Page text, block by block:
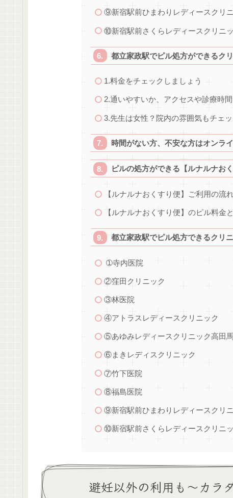
⑨新宿駅前ひまわりレディースクリ
⑩新宿駅前さくらレディースクリニ
都立家政駅でピル処方ができるク
1.料金をチェックしましょう
2.通いやすいか、アクセスや診療時
3.先生は女性？院内の雰囲気もチェ
時間がない方、不安な方はオンラ
ピルの処方ができる【ルナルナおく
【ルナルナおくすり便】ご利用の流
【ルナルナおくすり便】のピル料金
都立家政駅でピル処方できるクリ
➀寺内医院
②窪田クリニック
③林医院
④アトラスレディースクリニック
⑤あゆみレディースクリニック高田
⑥まきレディスクリニック
⑦竹下医院
⑧福島医院
⑨新宿駅前ひまわりレディースクリ
⑩新宿駅前さくらレディースクリニ
避妊以外の利用も～カラ